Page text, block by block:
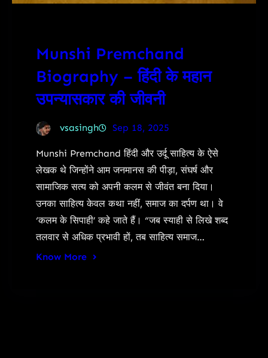
Munshi Premchand
Biography – हिंदी के महान
उपन्यासकार की जीवनी
vsasingh Sep 18, 2025
Munshi Premchand हिंदी और उर्दू साहित्य के ऐसे
लेखक थे जिन्होंने आम जनमानस की पीड़ा, संघर्ष और
सामाजिक सत्य को अपनी कलम से जीवंत बना दिया।
उनका साहित्य केवल कथा नहीं, समाज का दर्पण था। वे
‘कलम के सिपाही’ कहे जाते हैं। “जब स्याही से लिखे शब्द
तलवार से अधिक प्रभावी हों, तब साहित्य समाज…
Know More